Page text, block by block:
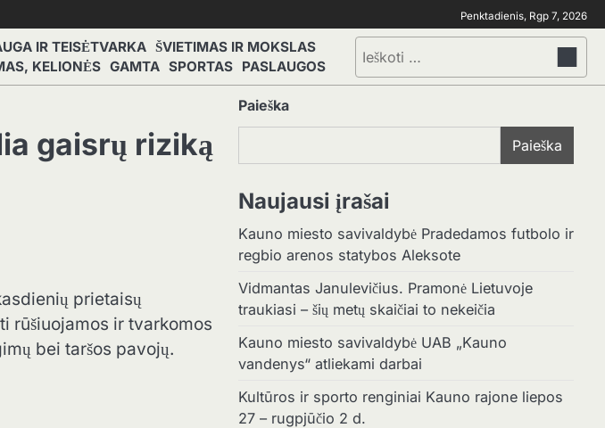
Penktadienis, Rgp 7, 2026
IR TEISĖTVARKA ŠVIETIMAS IR MOKSLAS
KELIONĖS GAMTA SPORTAS PASLAUGOS
Ieškoti:
gaisrų riziką
prietaisų
rūšiuojamos ir tvarkomos
bei taršos pavojų.
Paieška
Paieška
Naujausi įrašai
Kauno miesto savivaldybė Pradedamos futbolo ir
regbio arenos statybos Aleksote
Vidmantas Janulevičius. Pramonė Lietuvoje
traukiasi – šių metų skaičiai to nekeičia
Kauno miesto savivaldybė UAB „Kauno
vandenys“ atliekami darbai
Kultūros ir sporto renginiai Kauno rajone liepos
27 – rugpjūčio 2 d.